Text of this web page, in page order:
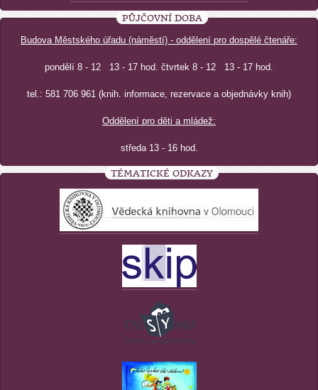
PŮJČOVNÍ DOBA
Budova Městského úřadu (náměstí) - oddělení pro dospělé čtenáře:
pondělí 8 - 12 13 - 17 hod. čtvrtek 8 - 12 13 - 17 hod.
tel.: 581 706 961 (knih. informace, rezervace a objednávky knih)
Oddělení pro děti a mládež:
středa 13 - 16 hod.
TÉMATICKÉ ODKAZY